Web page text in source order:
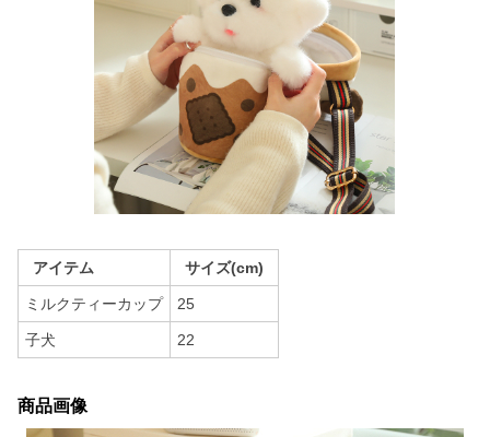
アイテム サイズ(cm)
ミルクティーカップ 25
子犬 22
商品画像